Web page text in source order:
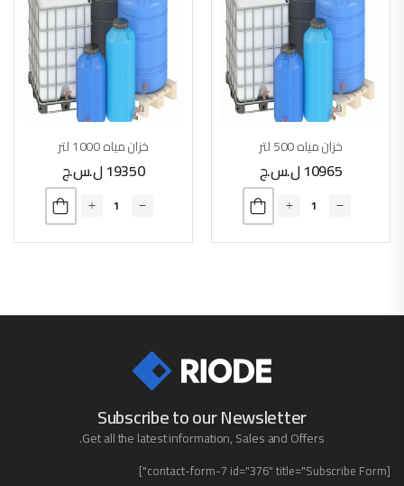
خزان مياه 500 لتر
10965ل.س.ج
خزان مياه 1000 لتر
19350ل.س.ج
Subscribe to our Newsletter
Get all the latest information, Sales and Offers.
[contact-form-7 id="376" title="Subscribe Form"]